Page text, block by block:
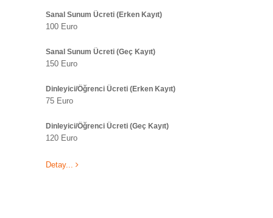
Sanal Sunum Ücreti (Erken Kayıt)
100 Euro
Sanal Sunum Ücreti (Geç Kayıt)
150 Euro
Dinleyici/Öğrenci Ücreti (Erken Kayıt)
75 Euro
Dinleyici/Öğrenci Ücreti (Geç Kayıt)
120 Euro
Detay...